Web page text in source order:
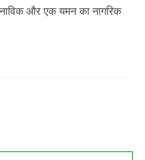
और एक यमन का नागरिक